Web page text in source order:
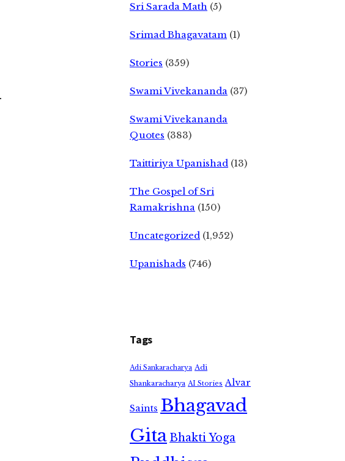
Sri Sarada Math (5)
Srimad Bhagavatam (1)
Stories (359)
Swami Vivekananda (37)
Swami Vivekananda
Quotes (383)
Taittiriya Upanishad (13)
The Gospel of Sri
Ramakrishna (150)
Uncategorized (1,952)
Upanishads (746)
Tags
Adi Sankaracharya Adi
Shankaracharya AI Stories Alvar
Saints Bhagavad
GitaBhakti Yoga